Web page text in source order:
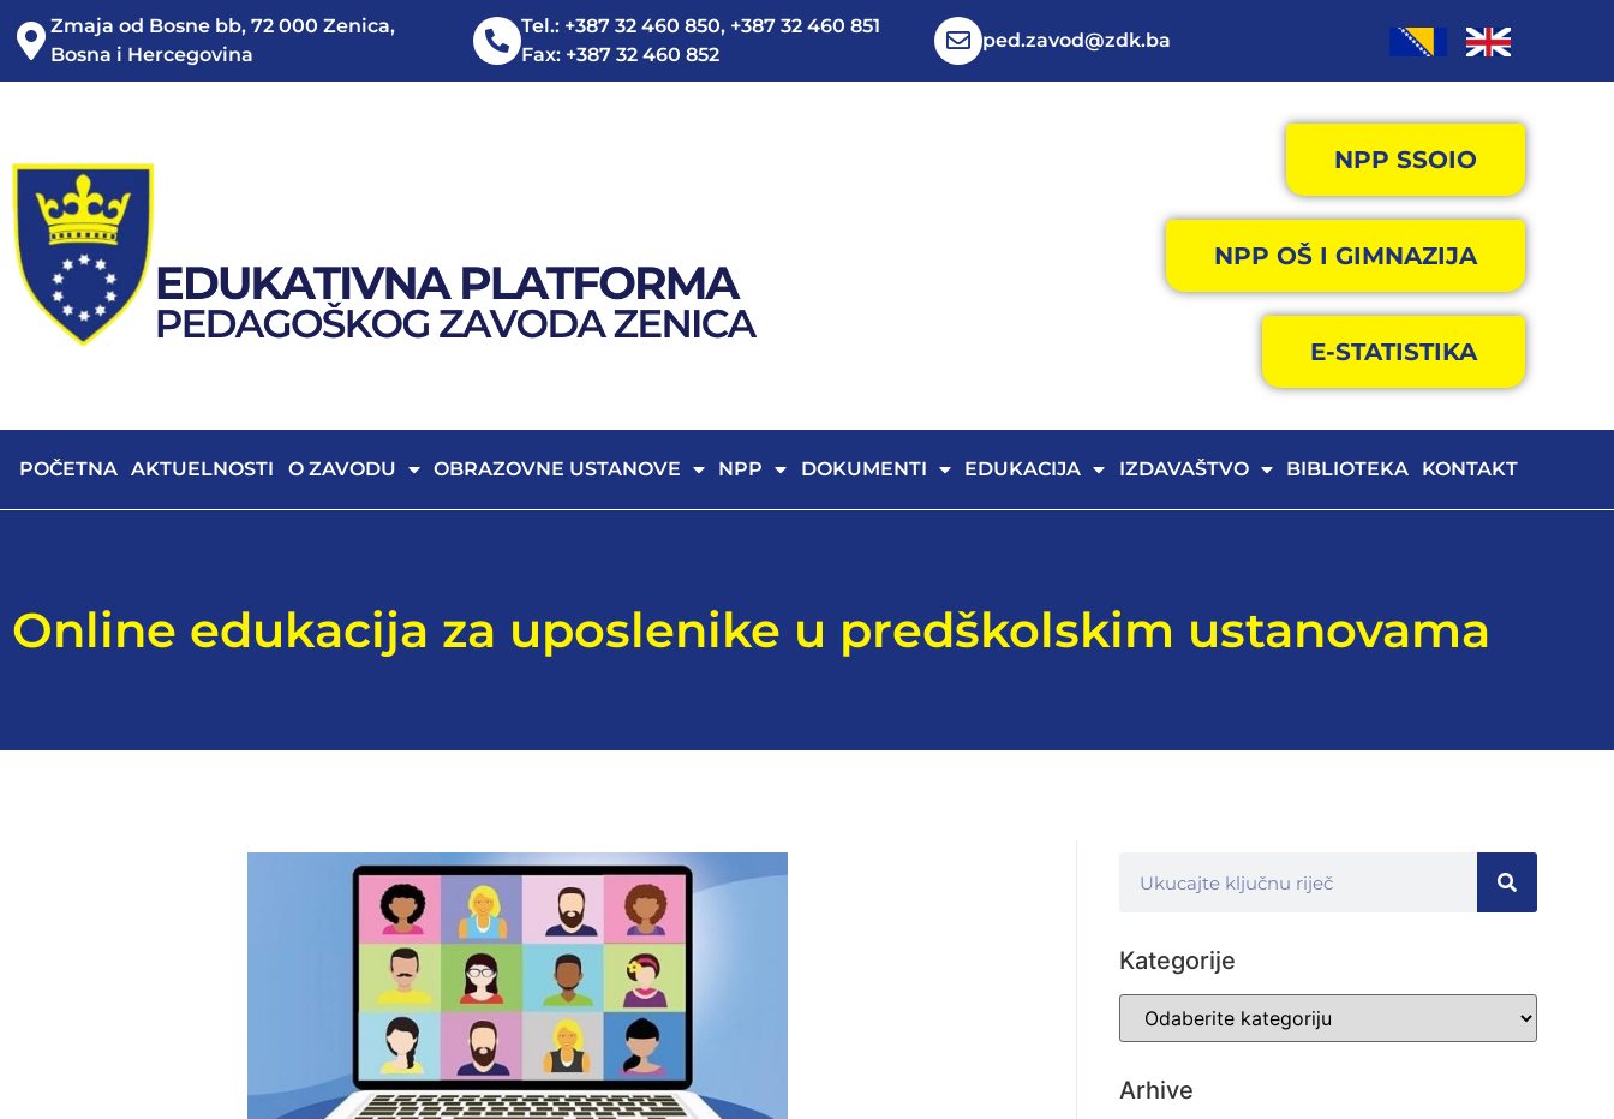
Zmaja od Bosne bb, 72 000 Zenica,
Bosna i Hercegovina
Tel.: +387 32 460 850, +387 32 460 851
Fax: +387 32 460 852
ped.zavod@zdk.ba
NPP SSOIO
NPP OŠ I GIMNAZIJA
E-STATISTIKA
POČETNA AKTUELNOSTI O ZAVODU OBRAZOVNE USTANOVE NPP DOKUMENTI EDUKACIJA IZDAVAŠTVO BIBLIOTEKA KONTAKT
Online edukacija za uposlenike u predškolskim ustanovama
Kategorije
Arhive